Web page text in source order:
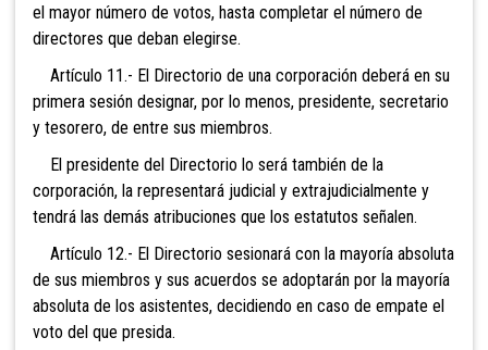
el mayor número de votos, hasta completar el número de
directores que deban elegirse.
Artículo 11.- El Directorio de una corporación deberá en su
primera sesión designar, por lo menos, presidente, secretario
y tesorero, de entre sus miembros.
El presidente del Directorio lo será también de la
corporación, la representará judicial y extrajudicialmente y
tendrá las demás atribuciones que los estatutos señalen.
Artículo 12.- El Directorio sesionará con la mayoría absoluta
de sus miembros y sus acuerdos se adoptarán por la mayoría
absoluta de los asistentes, decidiendo en caso de empate el
voto del que presida.